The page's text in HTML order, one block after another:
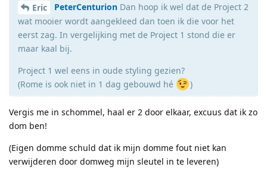
Eric PeterCenturion Dan hoop ik wel dat de Project 2
wat mooier wordt aangekleed dan toen ik die voor het
eerst zag. In vergelijking met de Project 1 stond die er
maar kaal bij.
Project 1 wel eens in oude styling gezien?
(Rome is ook niet in 1 dag gebouwd hé
)
Vergis me in schommel, haal er 2 door elkaar, excuus dat ik zo
dom ben!
(Eigen domme schuld dat ik mijn domme fout niet kan
verwijderen door domweg mijn sleutel in te leveren)